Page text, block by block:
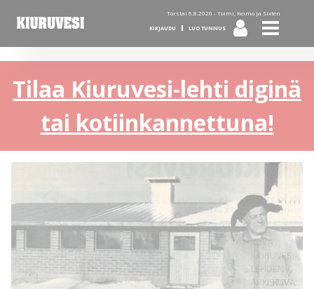
Torstai 6.8.2026 - Toimi, Keimo ja Sixten
KIRJAUDU LUO TUNNUS
Tilaa Kiuruvesi-lehti diginä
tai kotiinkannettuna!
KUVA:
KUVA:
KIURUVESI-
LEHDEN
ARKISTO